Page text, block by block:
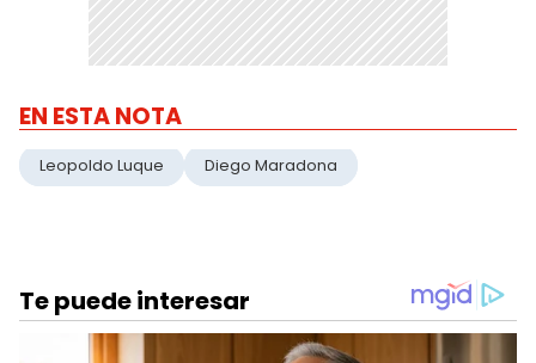
EN ESTA NOTA
Leopoldo Luque Diego Maradona